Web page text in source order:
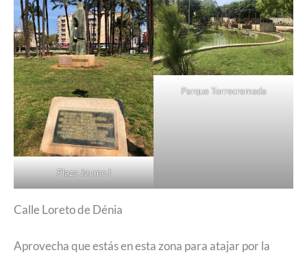
Plaza Jaume I
Parque Torrecremada
Calle Loreto de Dénia
Aprovecha que estás en esta zona para atajar por la